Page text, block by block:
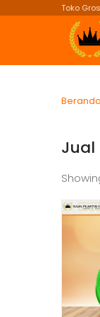
Toko
Beranda
Jual